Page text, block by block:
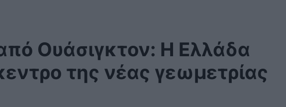
Ουάσιγκτον: Η Ελλάδα
της νέας γεωμετρίας